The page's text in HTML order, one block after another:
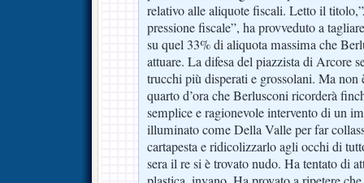
relativo alle aliquote fiscali. Letto il
pressione fiscale”, ha provveduto a
su quel 33% di aliquota massima che
attuare. La difesa del piazzista di Arcore
trucchi più disperati e grossolani. Ma non
quarto d’ora che Berlusconi ricorderà
semplice e ragionevole intervento di un
illuminato come Della Valle per far
cartapesta e ridicolizzarlo agli occhi di
sera il re si è trovato nudo. Ha tentato di